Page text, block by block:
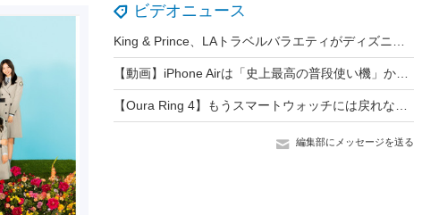
ビデオニュース
編集部にメッセージを送る